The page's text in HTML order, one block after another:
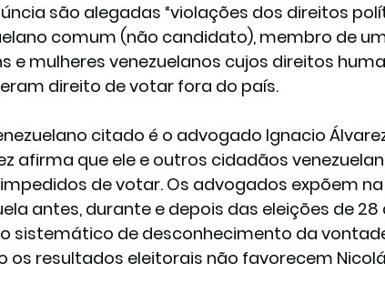
são alegadas “violações dos direitos
comum (não candidato), membro de
e mulheres venezuelanos cujos direitos
direito de votar fora do país.
citado é o advogado Ignacio
afirma que ele e outros cidadãos
de votar. Os advogados expõem
antes, durante e depois das eleições de
sistemático de desconhecimento da
os resultados eleitorais não favorecem